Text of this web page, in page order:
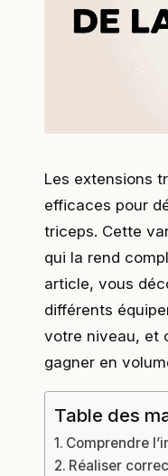
Les extensions
efficaces pour
triceps. Cette
qui la rend
article, vous
différents
votre niveau, et
gagner en
Table des
Comprendre
Réaliser